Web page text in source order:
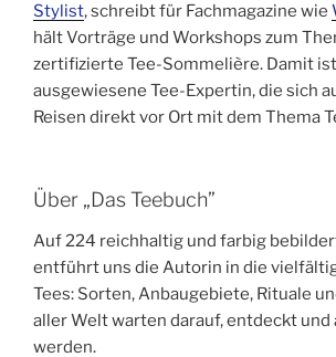
Stylist, schreibt für Fachmagazine wie
hält Vorträge und Workshops zum
zertifizierte Tee-Sommelière. Damit
ausgewiesene Tee-Expertin, die sich
Reisen direkt vor Ort mit dem Thema
Über „Das Teebuch”
Auf 224 reichhaltig und farbig
entführt uns die Autorin in die
Tees: Sorten, Anbaugebiete, Rituale
aller Welt warten darauf, entdeckt und
werden.